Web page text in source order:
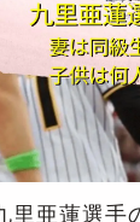
里亜蓮選手